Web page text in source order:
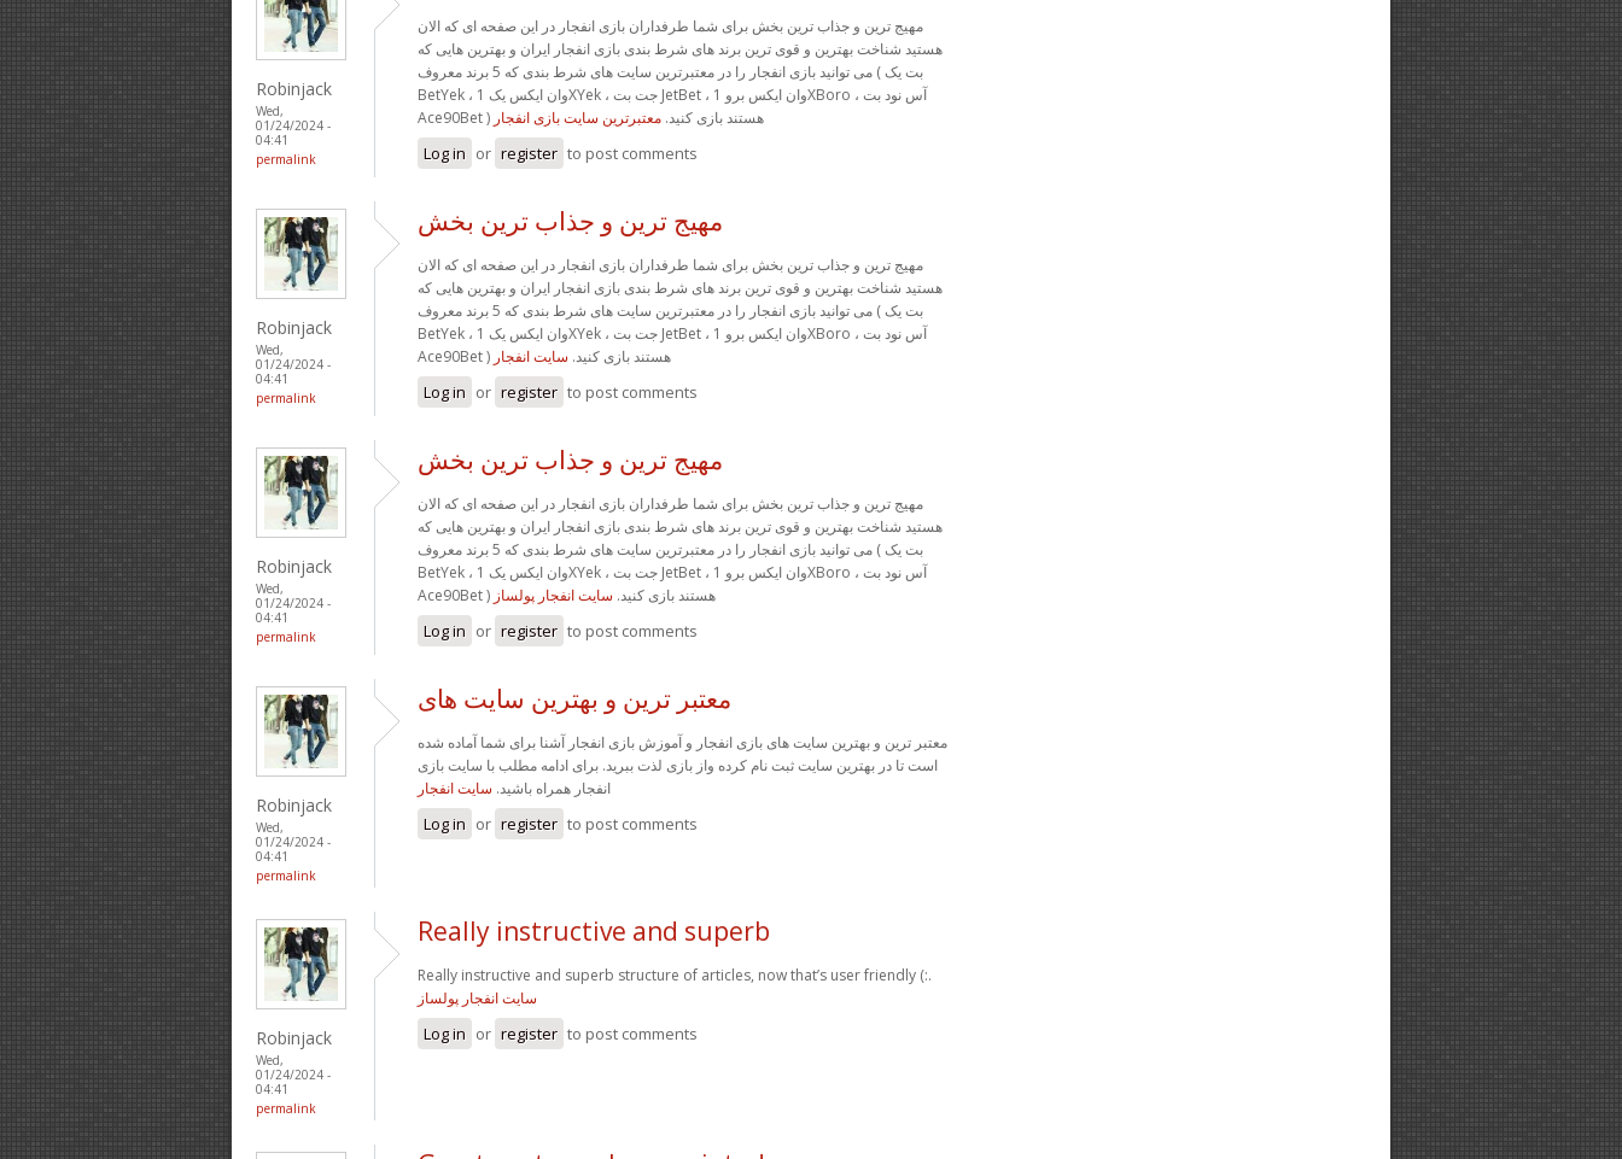
Robinjack
Wed,
01/24/2024 -
04:41
permalink
مهیج ترین و جذاب ترین بخش برای شما طرفداران بازی انفجار در این صفحه ای که الان
هستید شناخت بهترین و قوی ترین برند های شرط بندی بازی انفجار ایران و بهترین هایی که
می توانید بازی انفجار را در معتبرترین سایت های شرط بندی که 5 برند معروف ( بت یک
BetYek ، وان ایکس یک 1XYek ، جت بت JetBet ، وان ایکس برو 1XBoro ، آس نود بت
Ace90Bet ) هستند بازی کنید. معتبرترین سایت بازی انفجار
Log in or register to post comments
Robinjack
Wed,
01/24/2024 -
04:41
permalink
مهیج ترین و جذاب ترین بخش
مهیج ترین و جذاب ترین بخش برای شما طرفداران بازی انفجار در این صفحه ای که الان
هستید شناخت بهترین و قوی ترین برند های شرط بندی بازی انفجار ایران و بهترین هایی که
می توانید بازی انفجار را در معتبرترین سایت های شرط بندی که 5 برند معروف ( بت یک
BetYek ، وان ایکس یک 1XYek ، جت بت JetBet ، وان ایکس برو 1XBoro ، آس نود بت
Ace90Bet ) هستند بازی کنید. سایت انفجار
Log in or register to post comments
Robinjack
Wed,
01/24/2024 -
04:41
permalink
مهیج ترین و جذاب ترین بخش
مهیج ترین و جذاب ترین بخش برای شما طرفداران بازی انفجار در این صفحه ای که الان
هستید شناخت بهترین و قوی ترین برند های شرط بندی بازی انفجار ایران و بهترین هایی که
می توانید بازی انفجار را در معتبرترین سایت های شرط بندی که 5 برند معروف ( بت یک
BetYek ، وان ایکس یک 1XYek ، جت بت JetBet ، وان ایکس برو 1XBoro ، آس نود بت
Ace90Bet ) هستند بازی کنید. سایت انفجار پولساز
Log in or register to post comments
Robinjack
Wed,
01/24/2024 -
04:41
permalink
معتبر ترین و بهترین سایت های
معتبر ترین و بهترین سایت های بازی انفجار و آموزش بازی انفجار آشنا برای شما آماده شده
است تا در بهترین سایت ثبت نام کرده واز بازی لذت ببرید. برای ادامه مطلب با سایت بازی
انفجار همراه باشید. سایت انفجار
Log in or register to post comments
Robinjack
Wed,
01/24/2024 -
04:41
permalink
Really instructive and superb
Really instructive and superb structure of articles, now that’s user friendly (:.
سایت انفجار پولساز
Log in or register to post comments